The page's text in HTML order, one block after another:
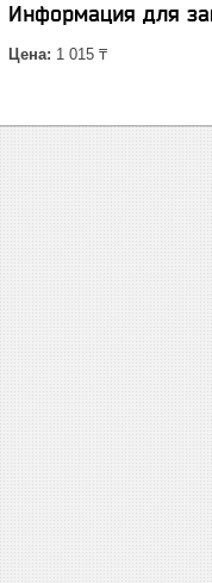
Информация для
Цена: 1 015 ₸